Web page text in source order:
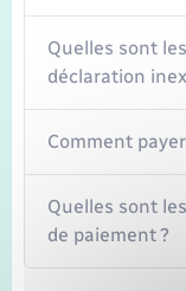
Quelles sont
déclaration
Comment
Quelles sont
de paiement ?